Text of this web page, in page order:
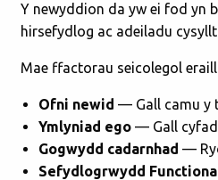
Y newyddion da yw ei fod yn
hirsefydlog ac adeiladu
Mae ffactorau seicolegol
Ofni newid — Gall camu y
Ymlyniad ego — Gall
Gogwydd cadarnhad —
Sefydlogrwydd